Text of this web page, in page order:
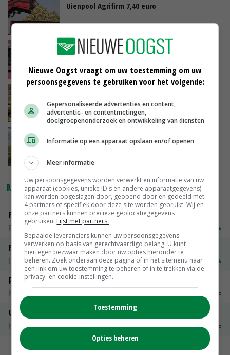
Uienpool Agrifirm 7,40 euro
CDA stelt Kamervragen over
13-02-2018
marktverstorend'
13-02-2018
Nederlandse uienoogst uiteindelijk fors
MARKTPRIJZEN
Fontane
PotatoNL
Fritesgeschikt NL Du Be
PotatoNL
€ 15,00~
€ 23,00
Peen
Noteringen
€ 26,00~ € 33,00
Uien Middenmeer Geel 30-60% grof
Noteringen
€ 0,00~ € 0,00
MEER MARKTPRIJZEN
Nieuwe Oogst vraagt om uw toestemming om uw
persoonsgegevens te gebruiken voor het volgende:
Gepersonaliseerde advertenties en content,
advertentie- en contentmetingen,
doelgroepenonderzoek en ontwikkeling van diensten
Informatie op een apparaat opslaan en/of openen
Meer informatie
Uw persoonsgegevens worden verwerkt en informatie van uw
apparaat (cookies, unieke ID's en andere apparaatgegevens)
kan worden opgeslagen door, geopend door en gedeeld met
4 partners of specifiek door deze site worden gebruikt. Wij en
onze partners kunnen precieze geolocatiegegevens
gebruiken. Lijst met partners.
Bepaalde leveranciers kunnen uw persoonsgegevens
verwerken op basis van gerechtvaardigd belang. U kunt
hiertegen bezwaar maken door uw opties hieronder te
beheren. Zoek onderaan deze pagina of in het sitemenu naar
een link om uw toestemming te beheren of in te trekken via de
privacy- en cookie-instellingen.
Toestemming
Opties beheren